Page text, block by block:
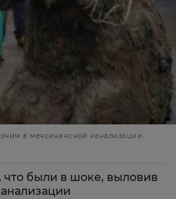
в мексиканской канализации.
что были в шоке, выловив